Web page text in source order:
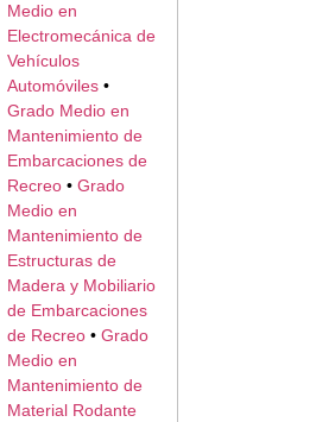
Medio en
Electromecánica de
Vehículos
Automóviles •
Grado Medio en
Mantenimiento de
Embarcaciones de
Recreo • Grado
Medio en
Mantenimiento de
Estructuras de
Madera y Mobiliario
de Embarcaciones
de Recreo • Grado
Medio en
Mantenimiento de
Material Rodante